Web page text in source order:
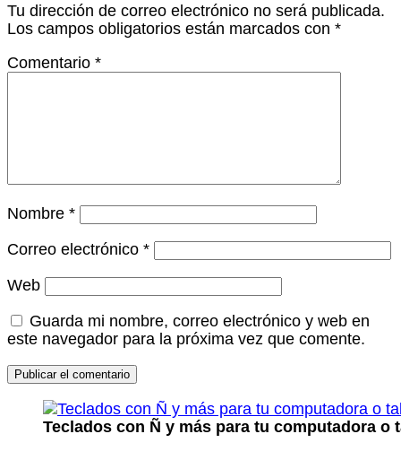
Tu dirección de correo electrónico no será publicada.
Los campos obligatorios están marcados con *
Comentario *
Nombre *
Correo electrónico *
Web
Guarda mi nombre, correo electrónico y web en
este navegador para la próxima vez que comente.
Teclados con Ñ y más para tu computadora o